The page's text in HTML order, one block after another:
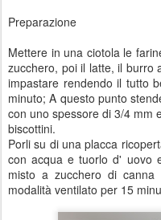
Preparazione
Mettere in una ciotola le
zucchero, poi il latte, il burro
impastare rendendo il tutto
minuto; A questo punto
con uno spessore di 3/4 mm
biscottini.
Porli su di una placca
con acqua e tuorlo d' uovo
misto a zucchero di
modalità ventilato per 15